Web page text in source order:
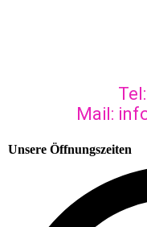
Mail:
Unsere Öffnungszeiten